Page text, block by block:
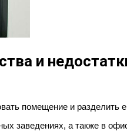
и
помещение и разделить
заведениях, а также в